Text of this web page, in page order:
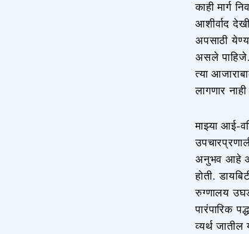
काही मार्ग
आशीर्वाद
अपसाठी
असले
त्या
लागणार
माझ्या आई-
अनुभव आहे
होती.
रुग्णालय
पारंपारिक
व्यर्थ